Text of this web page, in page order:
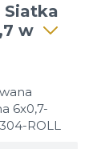
Siatka
w
6x0,7-
ROLL